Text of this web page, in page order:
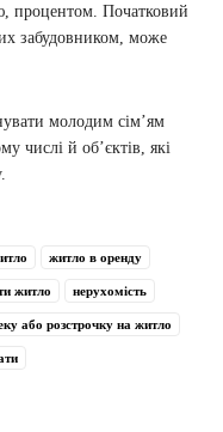
процентом. Початковий
забудовником, може
молодим сім’ям
числі й об’єктів, які
житло в оренду
житло нерухомість
або розстрочку на житло